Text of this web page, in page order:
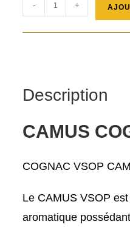
de
COGNAC
- +
Description
CAMUS
COGNAC VSOP
Le CAMUS VSOP
aromatique